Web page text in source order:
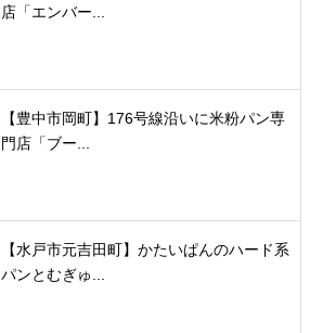
店「エンバー...
【豊中市岡町】176号線沿いに米粉パン専
門店「ブー...
【水戸市元吉田町】かたいぱんのハード系
パンとむぎゅ...